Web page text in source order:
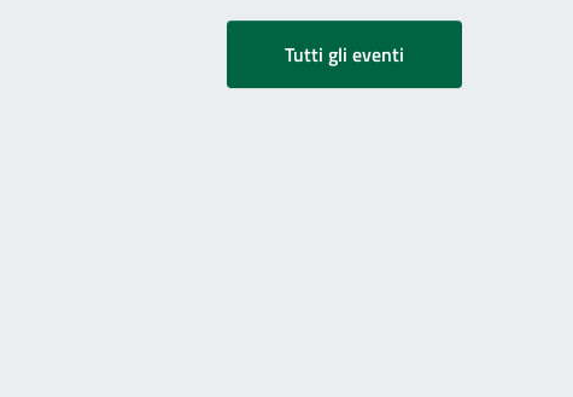
Tutti gli eventi